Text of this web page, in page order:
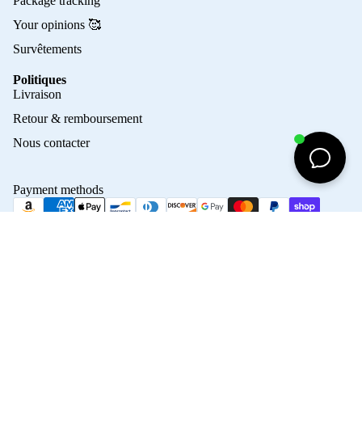
Your opinions 🥰
Survêtements
Politiques
Livraison
Retour & remboursement
Nous contacter
Payment methods
Terms of sale